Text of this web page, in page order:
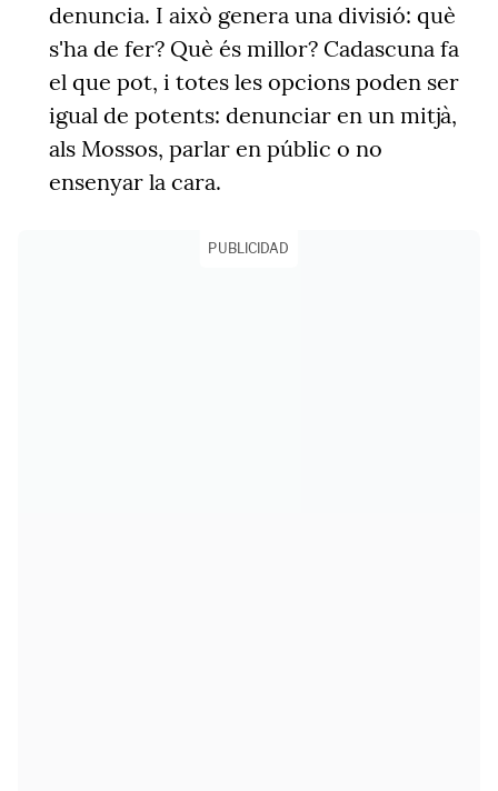
denuncia. I això genera una divisió: què
s'ha de fer? Què és millor? Cadascuna fa
el que pot, i totes les opcions poden ser
igual de potents: denunciar en un mitjà,
als Mossos, parlar en públic o no
ensenyar la cara.
PUBLICIDAD